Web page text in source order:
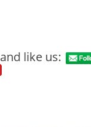
like us: